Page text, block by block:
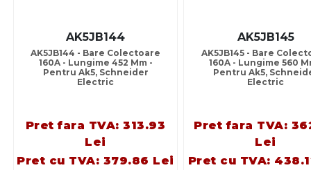
AK5JB144
AK5JB144 - Bare Colectoare
160A - Lungime 452 Mm -
Pentru Ak5, Schneider
Electric
Pret fara TVA: 313.93
Lei
Pret cu TVA: 379.86 Lei
AK5JB145
AK5JB145 - Bare
160A - Lungime 560
Pentru Ak5,
Electric
Pret fara TVA:
Lei
Pret cu TVA: